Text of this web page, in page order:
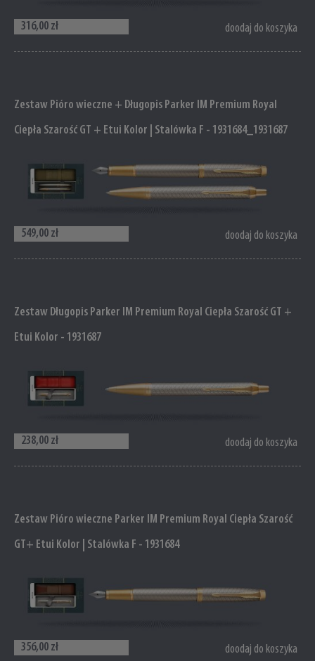
316,00 zł doodaj do koszyka
Zestaw Pióro wieczne + Długopis Parker IM Premium Royal
Ciepła Szarość GT + Etui Kolor | Stalówka F - 1931684_1931687
549,00 zł doodaj do koszyka
Zestaw Długopis Parker IM Premium Royal Ciepła Szarość GT +
Etui Kolor - 1931687
238,00 zł doodaj do koszyka
Zestaw Pióro wieczne Parker IM Premium Royal Ciepła Szarość
GT+ Etui Kolor | Stalówka F - 1931684
356,00 zł doodaj do koszyka